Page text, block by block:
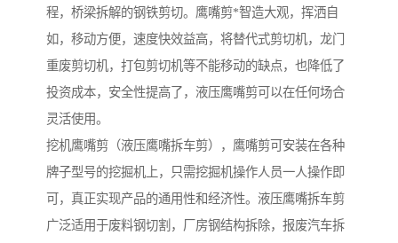
程，桥梁拆解的钢铁剪切。鹰嘴剪*智造大观，挥洒自
如，移动方便，速度快效益高，将替代式剪切机，龙门
重废剪切机，打包剪切机等不能移动的缺点，也降低了
投资成本，安全性提高了，液压鹰嘴剪可以在任何场合
灵活使用。
挖机鹰嘴剪（液压鹰嘴拆车剪），鹰嘴剪可安装在各种
牌子型号的挖掘机上，只需挖掘机操作人员一人操作即
可，真正实现产品的通用性和经济性。液压鹰嘴拆车剪
广泛适用于废料钢切割，厂房钢结构拆除，报废汽车拆